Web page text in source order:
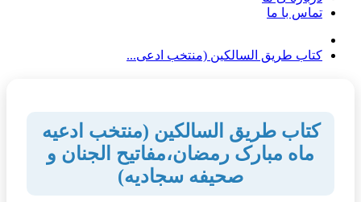
تماس با ما
کتاب طریق السالکین (منتخب ادعی...
کتاب طریق السالکین (منتخب ادعیه
ماه مبارک رمضان،مفاتیح الجنان و
صحیفه سجادیه)